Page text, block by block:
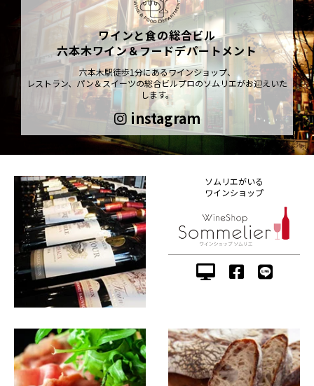
ワインと食の総合ビル
六本木ワイン＆フードデパートメント
六本木駅徒歩1分にあるワインショップ、
レストラン、パン＆スイーツの総合ビルプロのソムリエがお迎えいた
します。
instagram
ソムリエがいる
ワインショップ